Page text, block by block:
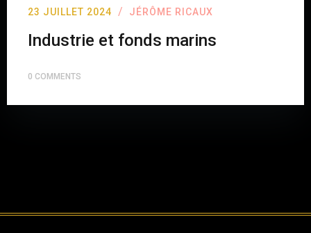
23 JUILLET 2024 / JÉRÔME RICAUX
Industrie et fonds marins
0 COMMENTS